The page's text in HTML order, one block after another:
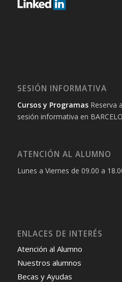
SESIÓN INFORMATIVA
Cursos y ProgramasReserva
sesión informativa en
ATENCIÓN AL ALUMNO
Lunes a Viernes de 09.00 a
ENLACES DE INTERÉS
Atención al Alumno
Nuestros alumnos
Becas y Ayudas